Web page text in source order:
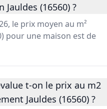
Jauldes (16560) ?
le prix moyen au m²
pour une maison est de
t-on le prix au m2
Jauldes (16560) ?